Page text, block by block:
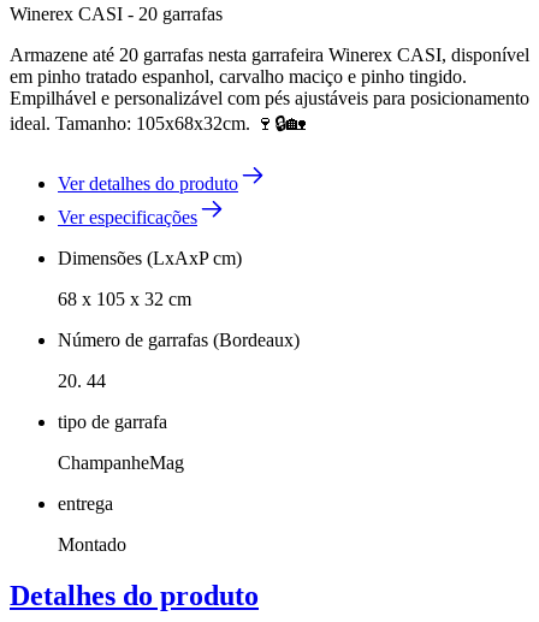
Winerex CASI - 20 garrafas
Armazene até 20 garrafas nesta garrafeira Winerex CASI, disponível
em pinho tratado espanhol, carvalho maciço e pinho tingido.
Empilhável e personalizável com pés ajustáveis para posicionamento
ideal. Tamanho: 105x68x32cm. 🍷🔒🏡
Ver detalhes do produto
Ver especificações
Dimensões (LxAxP cm)
68 x 105 x 32 cm
Número de garrafas (Bordeaux)
20. 44
tipo de garrafa
ChampanheMag
entrega
Montado
Detalhes do produto